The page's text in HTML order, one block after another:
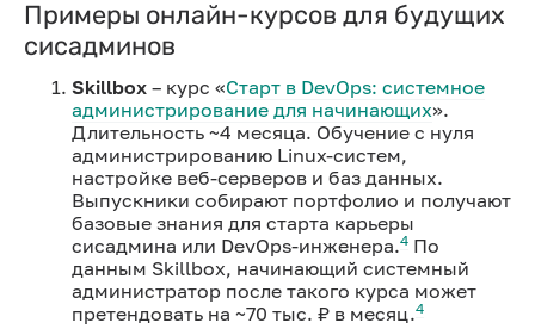
Примеры онлайн-курсов для будущих
сисадминов
Skillbox – курс «Старт в DevOps: системное
администрирование для начинающих».
Длительность ~4 месяца. Обучение с нуля
администрированию Linux-систем,
настройке веб-серверов и баз данных.
Выпускники собирают портфолио и получают
базовые знания для старта карьеры
сисадмина или DevOps-инженера.4 По
данным Skillbox, начинающий системный
администратор после такого курса может
претендовать на ~70 тыс. ₽ в месяц.4